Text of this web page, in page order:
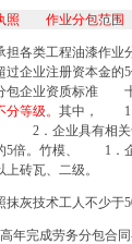
照 作业分包范围
类工程油漆作业
企业注册资本金的5
包企业资质标准
等级。 其中， 1
2．企业具有相关
5倍。竹模、 1．
砖瓦、二级。
抹灰技术工人不少于
年完成劳务分包合同